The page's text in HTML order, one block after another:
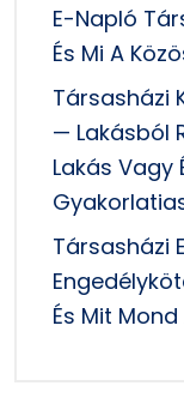
E-Napló
És Mi A
Társasházi
— Lakásból
Lakás Vagy
Társasházi
És Mit